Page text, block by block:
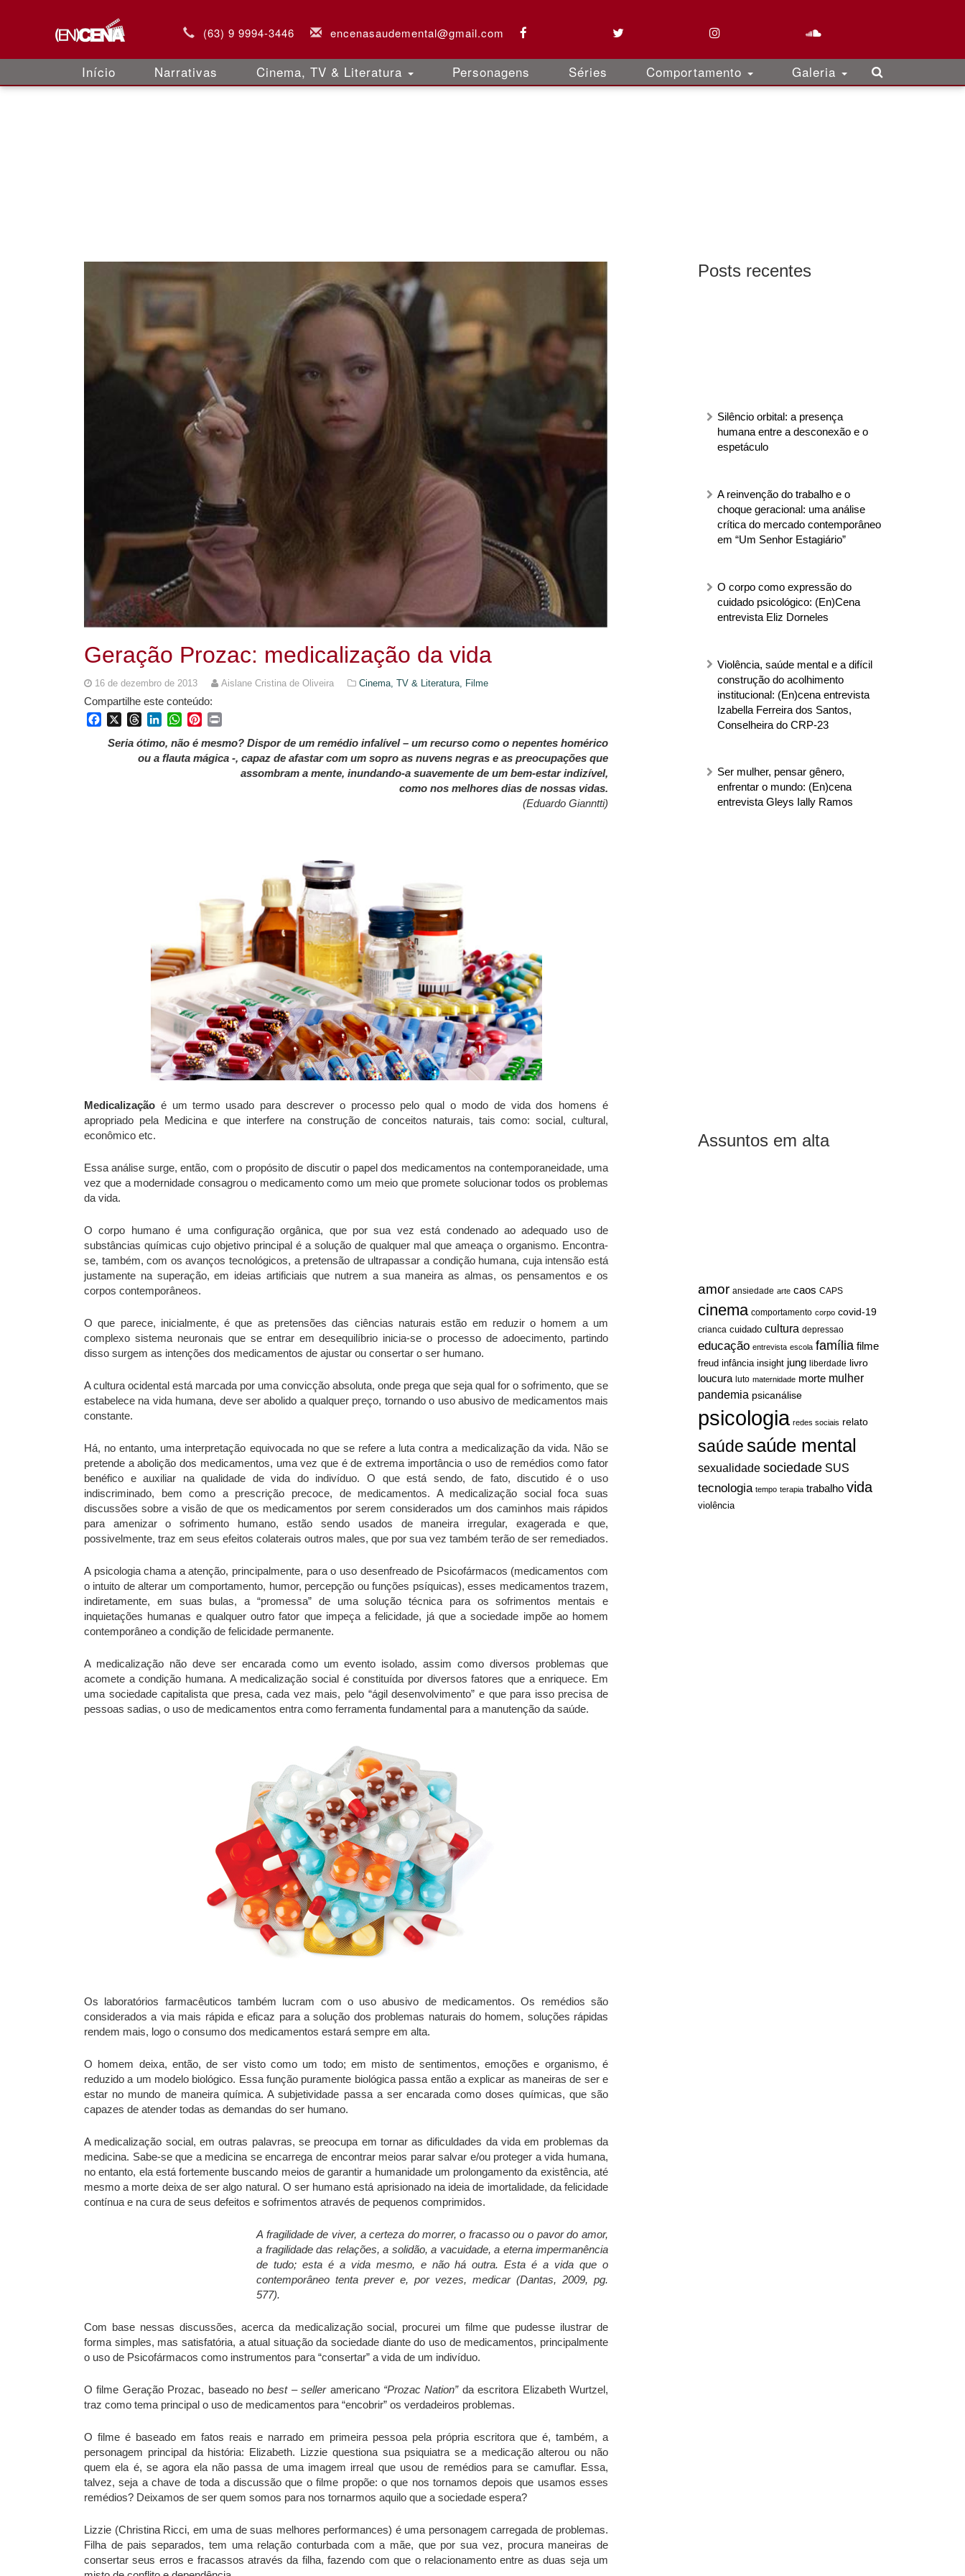
(63) 9 9994-3446 encenasaudemental@gmail.com
Início Narrativas Cinema, TV & Literatura Personagens Séries Comportamento Galeria
Posts recentes
Silêncio orbital: a presença
humana entre a desconexão e o
espetáculo
A reinvenção do trabalho e o
choque geracional: uma análise
crítica do mercado contemporâneo
em “Um Senhor Estagiário”
O corpo como expressão do
cuidado psicológico: (En)Cena
entrevista Eliz Dorneles
Violência, saúde mental e a difícil
construção do acolhimento
institucional: (En)cena entrevista
Izabella Ferreira dos Santos,
Conselheira do CRP-23
Ser mulher, pensar gênero,
enfrentar o mundo: (En)cena
entrevista Gleys Ially Ramos
Assuntos em alta
amor ansiedade arte caos CAPS
cinema comportamento corpo covid-19
crianca cuidado cultura depressao
educação entrevista escola família filme
freud infância insight jung liberdade livro
loucura luto maternidade morte mulher
pandemia psicanálise
psicologia redes sociais relato
saúdesaúde mental
sexualidade sociedade SUS
tecnologia tempo terapia trabalho vida
violência
Geração Prozac: medicalização da vida
16 de dezembro de 2013 Aislane Cristina de Oliveira Cinema, TV & Literatura, Filme
Compartilhe este conteúdo:
FacebookThreadsLinkedInWhatsApp
Pinterest
Seria ótimo, não é mesmo? Dispor de um remédio infalível – um recurso como o nepentes homérico
ou a flauta mágica -, capaz de afastar com um sopro as nuvens negras e as preocupações que
assombram a mente, inundando-a suavemente de um bem-estar indizível,
como nos melhores dias de nossas vidas.
(Eduardo Gianntti)
Medicalização é um termo usado para descrever o processo pelo qual o modo de vida dos homens é
apropriado pela Medicina e que interfere na construção de conceitos naturais, tais como: social, cultural,
econômico etc.
Essa análise surge, então, com o propósito de discutir o papel dos medicamentos na contemporaneidade, uma
vez que a modernidade consagrou o medicamento como um meio que promete solucionar todos os problemas
da vida.
O corpo humano é uma configuração orgânica, que por sua vez está condenado ao adequado uso de
substâncias químicas cujo objetivo principal é a solução de qualquer mal que ameaça o organismo. Encontra-
se, também, com os avanços tecnológicos, a pretensão de ultrapassar a condição humana, cuja intensão está
justamente na superação, em ideias artificiais que nutrem a sua maneira as almas, os pensamentos e os
corpos contemporâneos.
O que parece, inicialmente, é que as pretensões das ciências naturais estão em reduzir o homem a um
complexo sistema neuronais que se entrar em desequilíbrio inicia-se o processo de adoecimento, partindo
disso surgem as intenções dos medicamentos de ajustar ou consertar o ser humano.
A cultura ocidental está marcada por uma convicção absoluta, onde prega que seja qual for o sofrimento, que se
estabelece na vida humana, deve ser abolido a qualquer preço, tornando o uso abusivo de medicamentos mais
constante.
Há, no entanto, uma interpretação equivocada no que se refere a luta contra a medicalização da vida. Não se
pretende a abolição dos medicamentos, uma vez que é de extrema importância o uso de remédios como fator
benéfico e auxiliar na qualidade de vida do indivíduo. O que está sendo, de fato, discutido é o uso
indiscriminado, bem como a prescrição precoce, de medicamentos. A medicalização social foca suas
discussões sobre a visão de que os medicamentos por serem considerados um dos caminhos mais rápidos
para amenizar o sofrimento humano, estão sendo usados de maneira irregular, exagerada e que,
possivelmente, traz em seus efeitos colaterais outros males, que por sua vez também terão de ser remediados.
A psicologia chama a atenção, principalmente, para o uso desenfreado de Psicofármacos (medicamentos com
o intuito de alterar um comportamento, humor, percepção ou funções psíquicas), esses medicamentos trazem,
indiretamente, em suas bulas, a “promessa” de uma solução técnica para os sofrimentos mentais e
inquietações humanas e qualquer outro fator que impeça a felicidade, já que a sociedade impõe ao homem
contemporâneo a condição de felicidade permanente.
A medicalização não deve ser encarada como um evento isolado, assim como diversos problemas que
acomete a condição humana. A medicalização social é constituída por diversos fatores que a enriquece. Em
uma sociedade capitalista que presa, cada vez mais, pelo “ágil desenvolvimento” e que para isso precisa de
pessoas sadias, o uso de medicamentos entra como ferramenta fundamental para a manutenção da saúde.
Os laboratórios farmacêuticos também lucram com o uso abusivo de medicamentos. Os remédios são
considerados a via mais rápida e eficaz para a solução dos problemas naturais do homem, soluções rápidas
rendem mais, logo o consumo dos medicamentos estará sempre em alta.
O homem deixa, então, de ser visto como um todo; em misto de sentimentos, emoções e organismo, é
reduzido a um modelo biológico. Essa função puramente biológica passa então a explicar as maneiras de ser e
estar no mundo de maneira química. A subjetividade passa a ser encarada como doses químicas, que são
capazes de atender todas as demandas do ser humano.
A medicalização social, em outras palavras, se preocupa em tornar as dificuldades da vida em problemas da
medicina. Sabe-se que a medicina se encarrega de encontrar meios parar salvar e/ou proteger a vida humana,
no entanto, ela está fortemente buscando meios de garantir a humanidade um prolongamento da existência, até
mesmo a morte deixa de ser algo natural. O ser humano está aprisionado na ideia de imortalidade, da felicidade
contínua e na cura de seus defeitos e sofrimentos através de pequenos comprimidos.
A fragilidade de viver, a certeza do morrer, o fracasso ou o pavor do amor,
a fragilidade das relações, a solidão, a vacuidade, a eterna impermanência
de tudo; esta é a vida mesmo, e não há outra. Esta é a vida que o
contemporâneo tenta prever e, por vezes, medicar (Dantas, 2009, pg.
577).
Com base nessas discussões, acerca da medicalização social, procurei um filme que pudesse ilustrar de
forma simples, mas satisfatória, a atual situação da sociedade diante do uso de medicamentos, principalmente
o uso de Psicofármacos como instrumentos para “consertar” a vida de um indivíduo.
O filme Geração Prozac, baseado nobest – selleramericano “Prozac Nation”da escritora Elizabeth Wurtzel,
traz como tema principal o uso de medicamentos para “encobrir” os verdadeiros problemas.
O filme é baseado em fatos reais e narrado em primeira pessoa pela própria escritora que é, também, a
personagem principal da história: Elizabeth. Lizzie questiona sua psiquiatra se a medicação alterou ou não
quem ela é, se agora ela não passa de uma imagem irreal que usou de remédios para se camuflar. Essa,
talvez, seja a chave de toda a discussão que o filme propõe: o que nos tornamos depois que usamos esses
remédios? Deixamos de ser quem somos para nos tornarmos aquilo que a sociedade espera?
Lizzie (Christina Ricci, em uma de suas melhores performances) é uma personagem carregada de problemas.
Filha de pais separados, tem uma relação conturbada com a mãe, que por sua vez, procura maneiras de
consertar seus erros e fracassos através da filha, fazendo com que o relacionamento entre as duas seja um